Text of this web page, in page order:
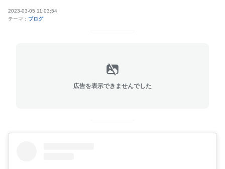
2023-03-05 11:03:54
テーマ： ブログ
広告を表示できませんでした